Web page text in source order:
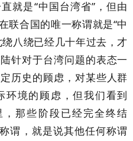
就是“中国台湾省”，但由
联合国的唯一称谓就是“中
八绕已经几十年过去，才
针对于台湾问题的表态一
历史的顾虑，对某些人群
环境的顾虑，但我们看到
那些阶段已经完全终结
谓，就是说其他任何称谓